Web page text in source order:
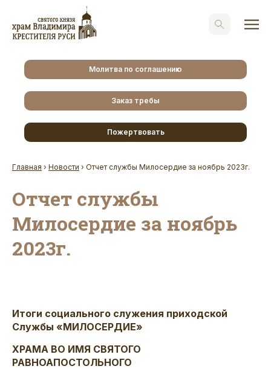
Молитва по соглашению
Заказ требы
Пожертвовать
Главная › Новости › Отчет службы Милосердие за ноябрь 2023г.
Отчет службы
Милосердие за ноябрь
2023г.
Итоги социального служения приходской
Службы «МИЛОСЕРДИЕ»
ХРАМА ВО ИМЯ СВЯТОГО
РАВНОАПОСТОЛЬНОГО